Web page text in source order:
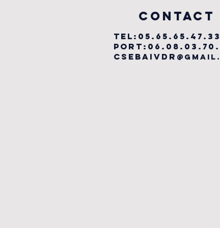
COntact
TEL:05.65.65.47.33
csebaivdr